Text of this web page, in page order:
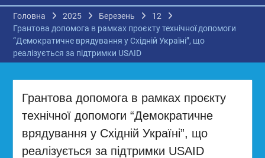
Головна 2025 Березень
12
Грантова допомога в рамках проєкту технічної допомоги
“Демократичне врядування у Східній Україні”, що
реалізується за підтримки USAID
Грантова допомога в рамках проєкту
технічної допомоги “Демократичне
врядування у Східній Україні”, що
реалізується за підтримки USAID